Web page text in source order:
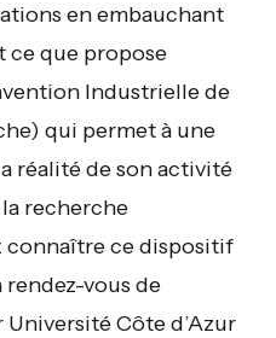
en embauchant
ce que propose
Industrielle de
qui permet à une
réalité de son activité
recherche
connaître ce dispositif
vous de
Côte d’Azur